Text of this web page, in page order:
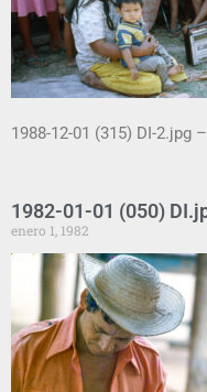
1988-12-01 (315) DI-2.jpg
1982-01-01 (050)
enero 1, 1982